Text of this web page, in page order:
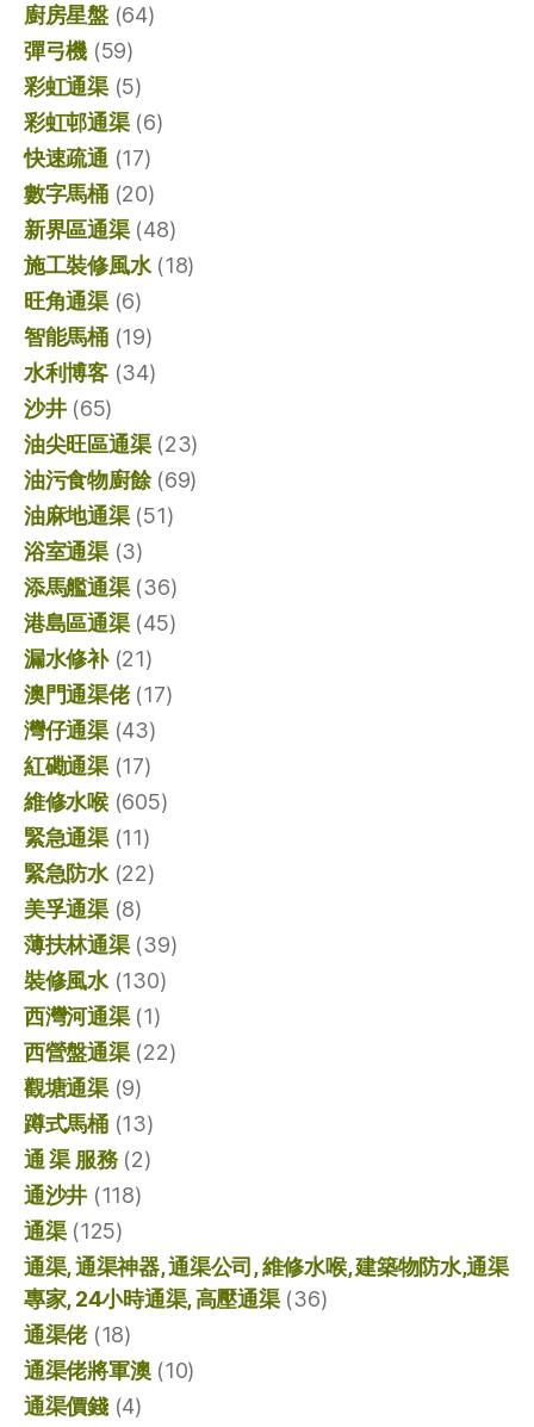
廚房星盤(64)
彈弓機 (59)
彩虹通渠(5)
彩虹邨通渠(6)
快速疏通 (17)
數字馬桶(20)
新界區通渠(48)
施工裝修風水(18)
旺角通渠(6)
智能馬桶(19)
水利博客(34)
沙井(65)
油尖旺區通渠(23)
油污食物廚餘(69)
油麻地通渠(51)
浴室通渠(3)
添馬艦通渠(36)
港島區通渠(45)
漏水修补(21)
澳門通渠佬(17)
灣仔通渠(43)
紅磡通渠(17)
維修水喉(605)
緊急通渠(11)
緊急防水(22)
美孚通渠(8)
薄扶林通渠(39)
裝修風水(130)
西灣河通渠(1)
西營盤通渠(22)
觀塘通渠(9)
蹲式馬桶(13)
通 渠 服務(2)
通沙井 (118)
通渠(125)
通渠, 通渠神器, 通渠公司, 維修水喉, 建築物防水,通渠
專家, 24小時通渠, 高壓通渠(36)
通渠佬(18)
通渠佬將軍澳(10)
通渠價錢(4)